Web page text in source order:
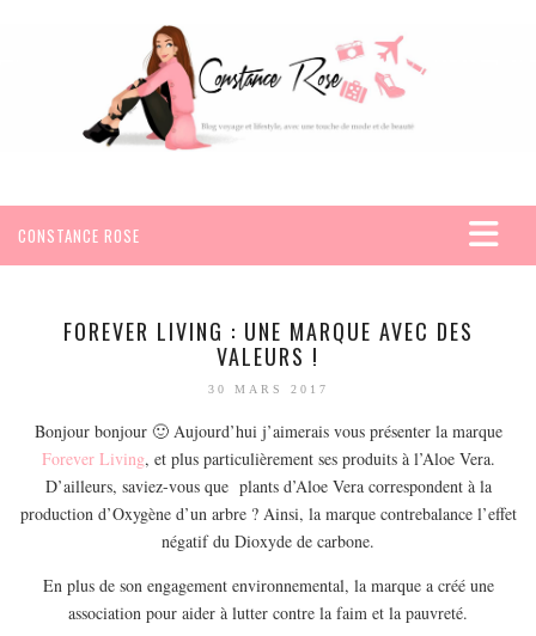
CONSTANCE ROSE
VOYAGES
SEYCHELLES
AMÉRIQUE
MEXIQUE
ESPAGNE
FRANCE
FOREVER LIVING : UNE MARQUE AVEC DES
VALEURS !
30 MARS 2017
Bonjour bonjour 🙂 Aujourd’hui j’aimerais vous présenter la marque
Forever Living, et plus particulièrement ses produits à l’Aloe Vera.
D’ailleurs, saviez-vous que plants d’Aloe Vera correspondent à la
production d’Oxygène d’un arbre ? Ainsi, la marque contrebalance l’effet
négatif du Dioxyde de carbone.
En plus de son engagement environnemental, la marque a créé une
association pour aider à lutter contre la faim et la pauvreté.